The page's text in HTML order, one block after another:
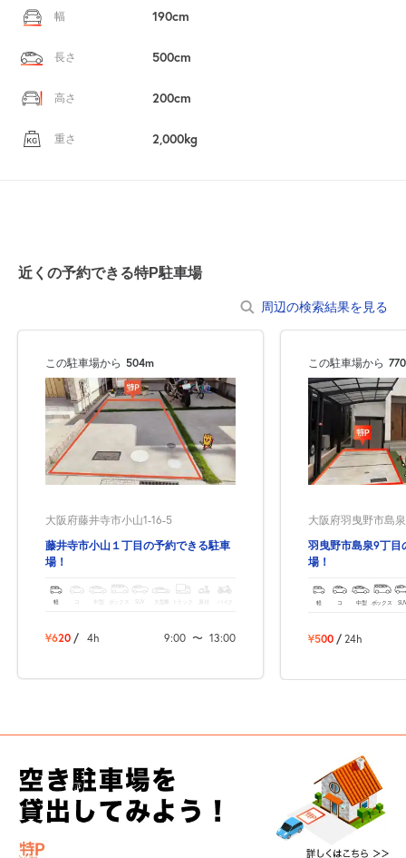
幅 190cm
長さ 500cm
高さ 200cm
重さ 2,000kg
近くの予約できる特P駐車場
周辺の検索結果を見る
この駐車場から 504m
大阪府藤井寺市小山1-16-5
藤井寺市小山１丁目の予約できる駐車
場！
軽 ボックス SUV トラック バイク
¥620 / 4h 9:00 〜 13:00
この駐車場から
大阪府羽曳野市島
羽曳野市島泉9丁目
場！
軽 コ 中型 ボックス
¥500 / 24h